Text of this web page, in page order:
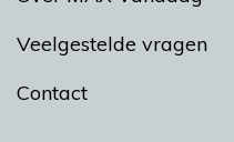
Veelgestelde vragen
Contact